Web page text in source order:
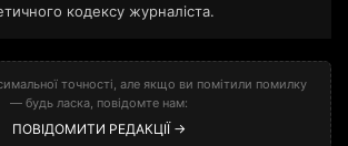
кодексу журналіста.
точності, але якщо ви помітили помилку
— будь ласка, повідомте нам:
ПОВІДОМИТИ РЕДАКЦІЇ →